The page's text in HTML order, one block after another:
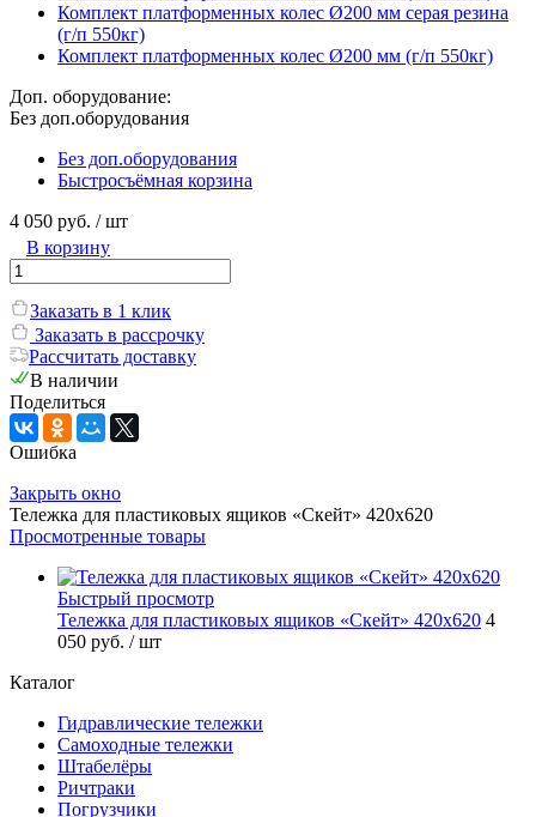
Комплект платформенных колес Ø200 мм серая резина
(г/п 550кг)
Комплект платформенных колес Ø200 мм (г/п 550кг)
Доп. оборудование:
Без доп.оборудования
Без доп.оборудования
Быстросъёмная корзина
4 050 руб. / шт
В корзину
Заказать в 1 клик
Заказать в рассрочку
Рассчитать доставку
В наличии
Поделиться
Ошибка
Закрыть окно
Тележка для пластиковых ящиков «Скейт» 420x620
Просмотренные товары
Быстрый просмотр
Тележка для пластиковых ящиков «Скейт» 420x620 4
050 руб. / шт
Каталог
Гидравлические тележки
Самоходные тележки
Штабелёры
Ричтраки
Погрузчики